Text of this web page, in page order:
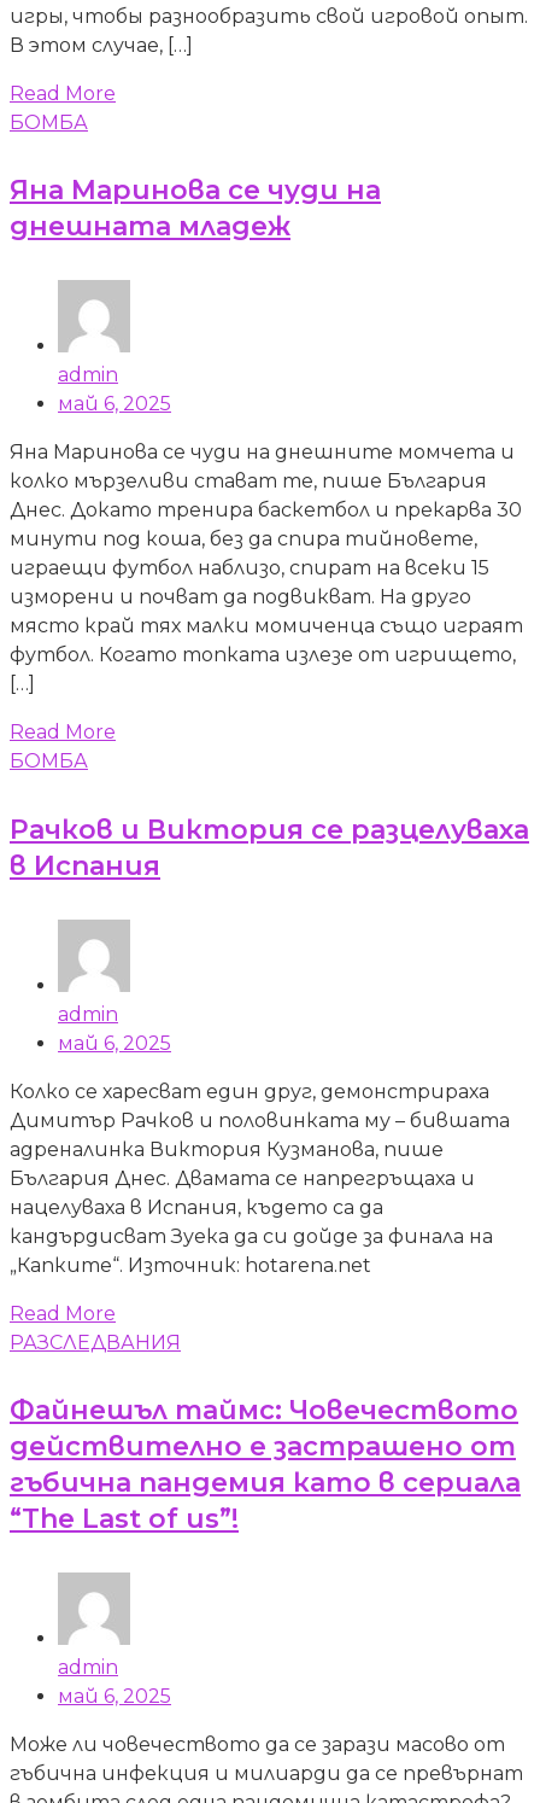
игры, чтобы разнообразить свой игровой опыт.
В этом случае, […]
Read More
БОМБА
Яна Маринова се чуди на
днешната младеж
admin
май 6, 2025
Яна Маринова се чуди на днешните момчета и
колко мързеливи стават те, пише България
Днес. Докато тренира баскетбол и прекарва 30
минути под коша, без да спира тийновете,
играещи футбол наблизо, спират на всеки 15
изморени и почват да подвикват. На друго
място край тях малки момиченца също играят
футбол. Когато топката излезе от игрището,
[…]
Read More
БОМБА
Рачков и Виктория се разцелуваха
в Испания
admin
май 6, 2025
Колко се харесват един друг, демонстрираха
Димитър Рачков и половинката му – бившата
адреналинка Виктория Кузманова, пише
България Днес. Двамата се напрегръщаха и
нацелуваха в Испания, където са да
кандърдисват Зуека да си дойде за финала на
„Капките“. Източник: hotarena.net
Read More
РАЗСЛЕДВАНИЯ
Файнешъл таймс: Човечеството
действително е застрашено от
гъбична пандемия като в сериала
“The Last of us”!
admin
май 6, 2025
Може ли човечеството да се зарази масово от
гъбична инфекция и милиарди да се превърнат